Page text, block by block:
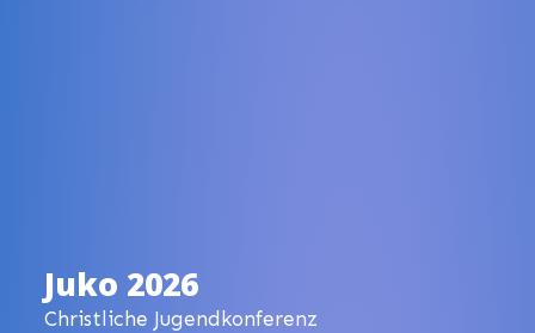
Juko 2026
Christliche Jugendkonferenz